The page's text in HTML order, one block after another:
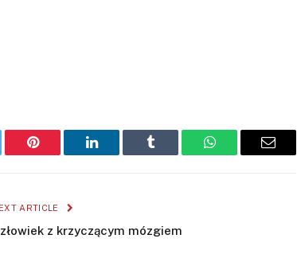
Pinterest LinkedIn Tumblr WhatsAppEmail
ARTICLE
z krzyczącym mózgiem